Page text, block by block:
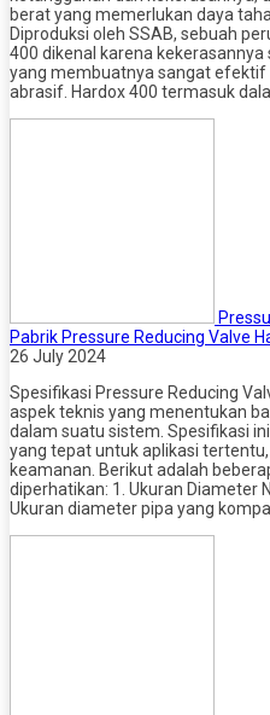
berat yang memerlukan daya
Diproduksi oleh SSAB, sebuah
400 dikenal karena kekerasannya
yang membuatnya sangat efektif
abrasif. Hardox 400 termasuk
Pabrik Pressure Reducing Valve
26 July 2024
Spesifikasi Pressure Reducing
aspek teknis yang menentukan
dalam suatu sistem. Spesifikasi
yang tepat untuk aplikasi
keamanan. Berikut adalah
diperhatikan: 1. Ukuran Diameter
Ukuran diameter pipa yang